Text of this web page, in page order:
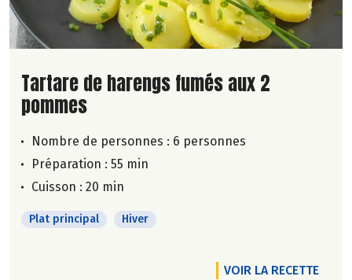
Lire la suite de la recette
Tartare de harengs fumés aux 2
pommes
Nombre de personnes : 6 personnes
Préparation : 55 min
Cuisson : 20 min
Plat principal Hiver
VOIR LA RECETTE